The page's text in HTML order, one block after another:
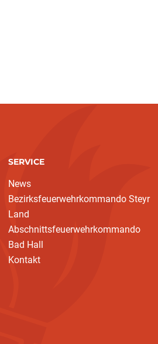
SERVICE
News
Bezirksfeuerwehrkommando Steyr
Land
Abschnittsfeuerwehrkommando
Bad Hall
Kontakt